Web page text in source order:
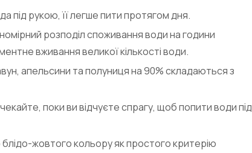
під рукою, її легше пити протягом дня.
розподіл споживання води на години
вживання великої кількості води.
апельсини та полуниця на 90% складаються з
поки ви відчуєте спрагу, щоб попити води під
блідо-жовтого кольору як простого критерію